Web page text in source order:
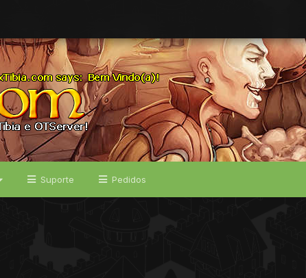
Suporte Pedidos